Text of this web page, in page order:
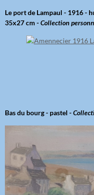
Le port de Lampaul - 1916 -
35x27 cm -Collection
Bas du bourg - pastel -